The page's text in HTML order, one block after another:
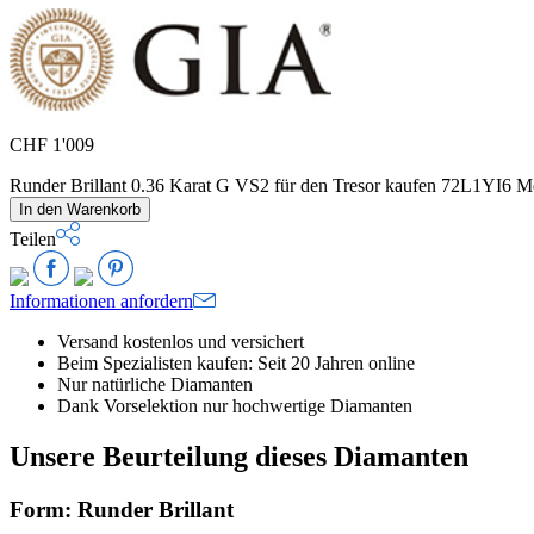
CHF 1'009
Runder Brillant 0.36 Karat G VS2 für den Tresor kaufen 72L1YI6
In den Warenkorb
Teilen
Informationen anfordern
Versand kostenlos und versichert
Beim Spezialisten kaufen: Seit 20 Jahren online
Nur natürliche Diamanten
Dank Vorselektion nur hochwertige Diamanten
Unsere Beurteilung dieses Diamanten
Form: Runder Brillant